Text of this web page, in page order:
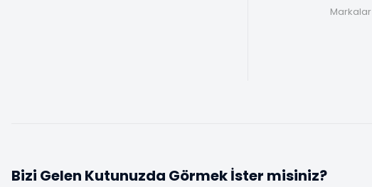
Markalar
Bizi Gelen Kutunuzda Görmek İster misiniz?